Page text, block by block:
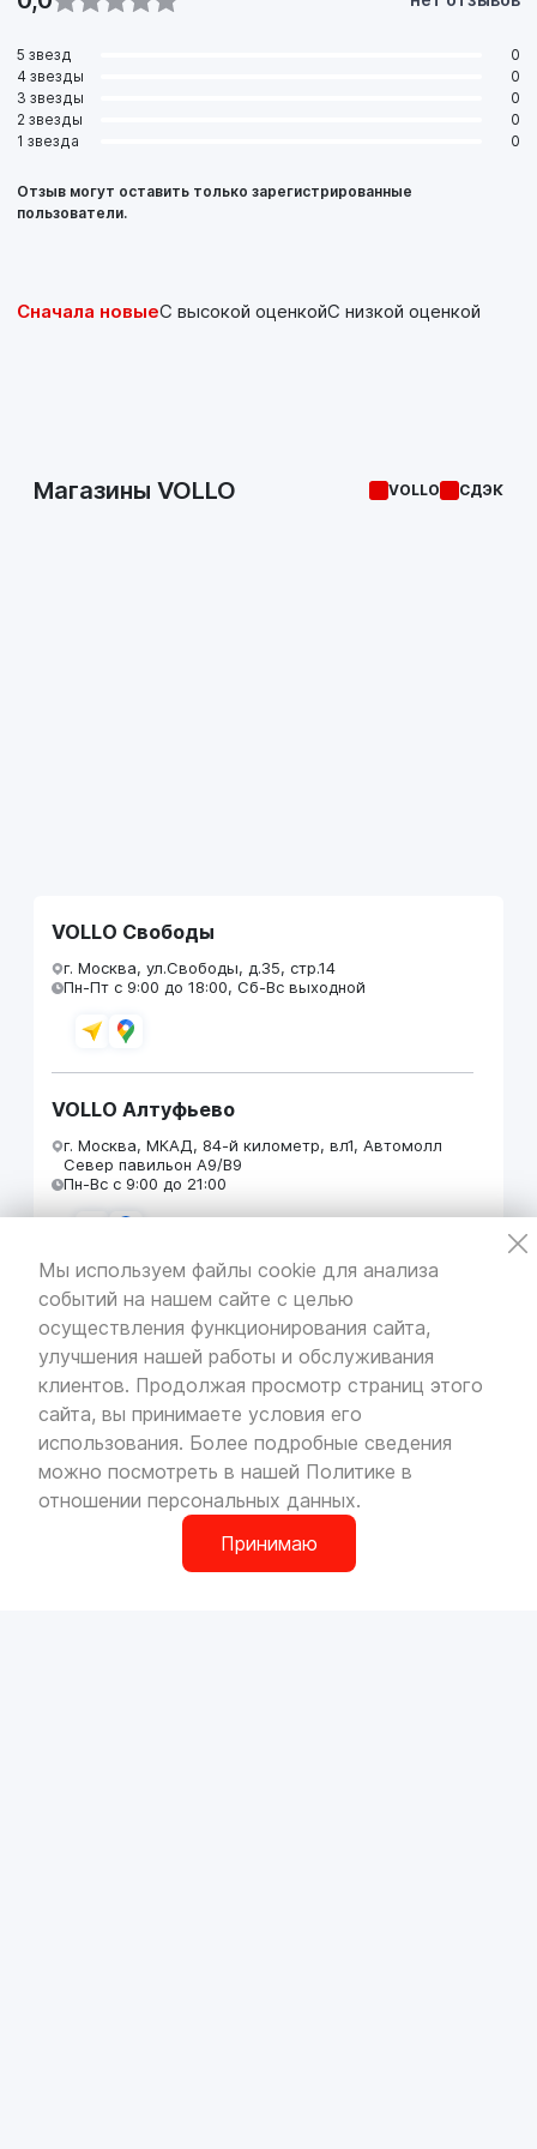
Мы используем файлы cookie для анализа
событий на нашем сайте с целью
осуществления функционирования сайта,
улучшения нашей работы и обслуживания
клиентов. Продолжая просмотр страниц этого
сайта, вы принимаете условия его
использования. Более подробные сведения
можно посмотреть в нашей Политике в
отношении персональных данных.
Принимаю
TOYOTA 04466-33040
TOYOTA 04492-12090
TOYOTA 04492-20011
TOYOTA 04492-20050
5 звезд
0
4 звезды
0
3 звезды
0
2 звезды
0
1 звезда
0
Отзыв могут оставить только зарегистрированные
пользователи.
Сначала новыеС высокой оценкойС низкой оценкой
Магазины VOLLO VOLLO СДЭК
VOLLO Свободы
г. Москва, ул.Свободы, д.35, стр.14
Пн-Пт с 9:00 до 18:00, Сб-Вс выходной
VOLLO Алтуфьево
г. Москва, МКАД, 84-й километр, вл1, Автомолл
Север павильон А9/В9
Пн-Вс с 9:00 до 21:00
VOLLO Кунцево
г. Москва, МКАД 55-й километр, строение 31
павильон 5
Пн-Вс с 9:00 до 19:00
VOLLO Брянск
г. Брянск, Московский проезд, д.4
Пн-Пт с 9:00 до 19:00 Сб-Вс с 10:00 до 19:00